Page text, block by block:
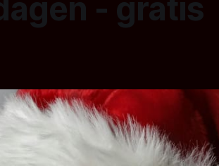
- gratis